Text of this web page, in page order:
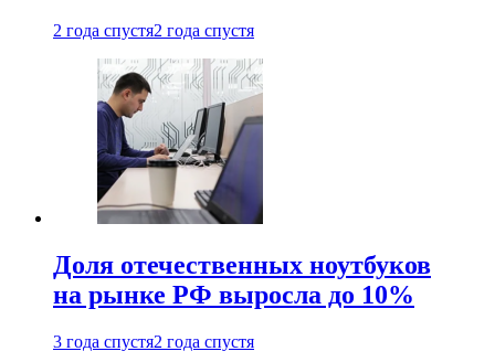
2 года спустя2 года спустя
Доля отечественных ноутбуков
на рынке РФ выросла до 10%
3 года спустя2 года спустя